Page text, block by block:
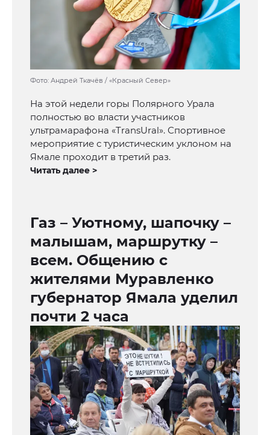
Фото: Андрей Ткачёв / «Красный Север»
На этой недели горы Полярного Урала
полностью во власти участников
ультрамарафона «TransUral». Спортивное
мероприятие с туристическим уклоном на
Ямале проходит в третий раз.
Читать далее >
Газ – Уютному, шапочку –
малышам, маршрутку –
всем. Общению с
жителями Муравленко
губернатор Ямала уделил
почти 2 часа